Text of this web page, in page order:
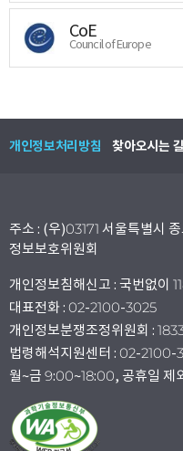
CoE
Council of Europe
개인정보처리방침 찾아오시는 길
주소 : (우)03171 서울특별시
정보보호위원회
개인정보침해신고 : 국번없이
대표전화 : 02-2100-3025
개인정보분쟁조정위원회 :
법령해석지원센터 : 02-
월~금 9:00~18:00, 공휴일 제